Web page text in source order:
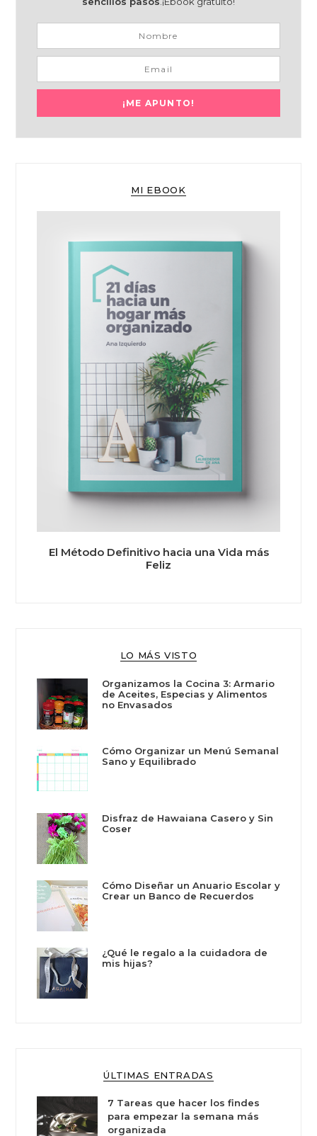
MI EBOOK
El Método Definitivo hacia una Vida más
Feliz
LO MÁS VISTO
Organizamos la Cocina 3: Armario
de Aceites, Especias y Alimentos
no Envasados
Cómo Organizar un Menú Semanal
Sano y Equilibrado
Disfraz de Hawaiana Casero y Sin
Coser
Cómo Diseñar un Anuario Escolar y
Crear un Banco de Recuerdos
¿Qué le regalo a la cuidadora de
mis hijas?
ÚLTIMAS ENTRADAS
7 Tareas que hacer los findes
para empezar la semana más
organizada